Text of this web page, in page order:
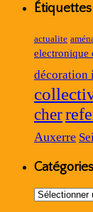
Étiquettes
actualite
electronique
décoration
cher
Auxerre
Catégories
Catégories